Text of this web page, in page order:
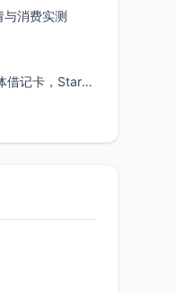
与消费实测
全球多币种账户 + 海外实体借记卡，Starryblu开户教程与注意事项